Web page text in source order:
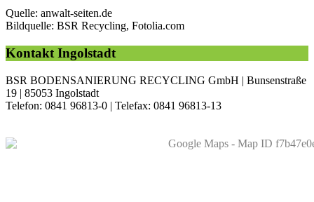
Quelle: anwalt-seiten.de
Bildquelle: BSR Recycling, Fotolia.com
Kontakt Ingolstadt
BSR BODENSANIERUNG RECYCLING GmbH | Bunsenstraße
19 | 85053 Ingolstadt
Telefon: 0841 96813-0 | Telefax: 0841 96813-13